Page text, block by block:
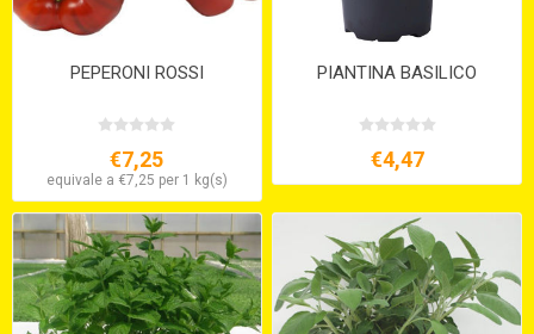
PEPERONI ROSSI
€7,25
equivale a €7,25 per 1 kg(s)
PIANTINA BASILICO
€4,47